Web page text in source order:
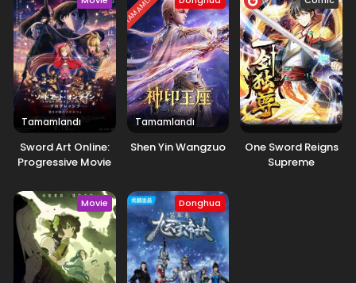
Tamamlandı
Sword Art Online:
Progressive Movie
no Scherzo
Tamamlandı
Shen Yin Wangzuo
One Sword Reigns
Supreme
Movie Donghua